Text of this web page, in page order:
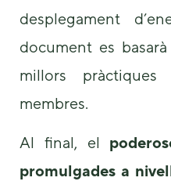
desplegament
document es
millors
membres.
Al final, el
promulgades a